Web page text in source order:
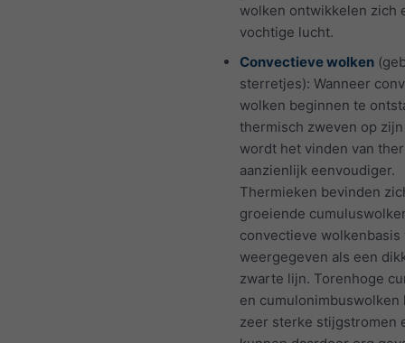
wolken ontwikkelen zich
vochtige lucht.
Convectieve wolken
sterretjes): Wanneer
wolken beginnen te
thermisch zweven op
wordt het vinden van
aanzienlijk eenvoudiger.
Thermieken bevinden
groeiende
convectieve wolkenbasis
weergegeven als een
zwarte lijn. Torenhoge
en cumulonimbuswolken
zeer sterke stijgstromen